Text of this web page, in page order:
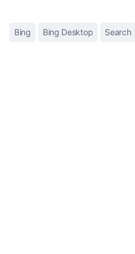
Bing Bing Desktop Search